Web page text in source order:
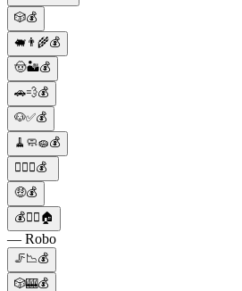
🎲💰
🐖👨‍🌾💰
🤠🏜️💰
🚗💨💰
🐶✅💰
🧹🧼🧽💰
🕵️‍♂️💼💰
🤑💰
💰🏃‍♂️🏠
— Robo
🦵📉💰
🎲🎰💰